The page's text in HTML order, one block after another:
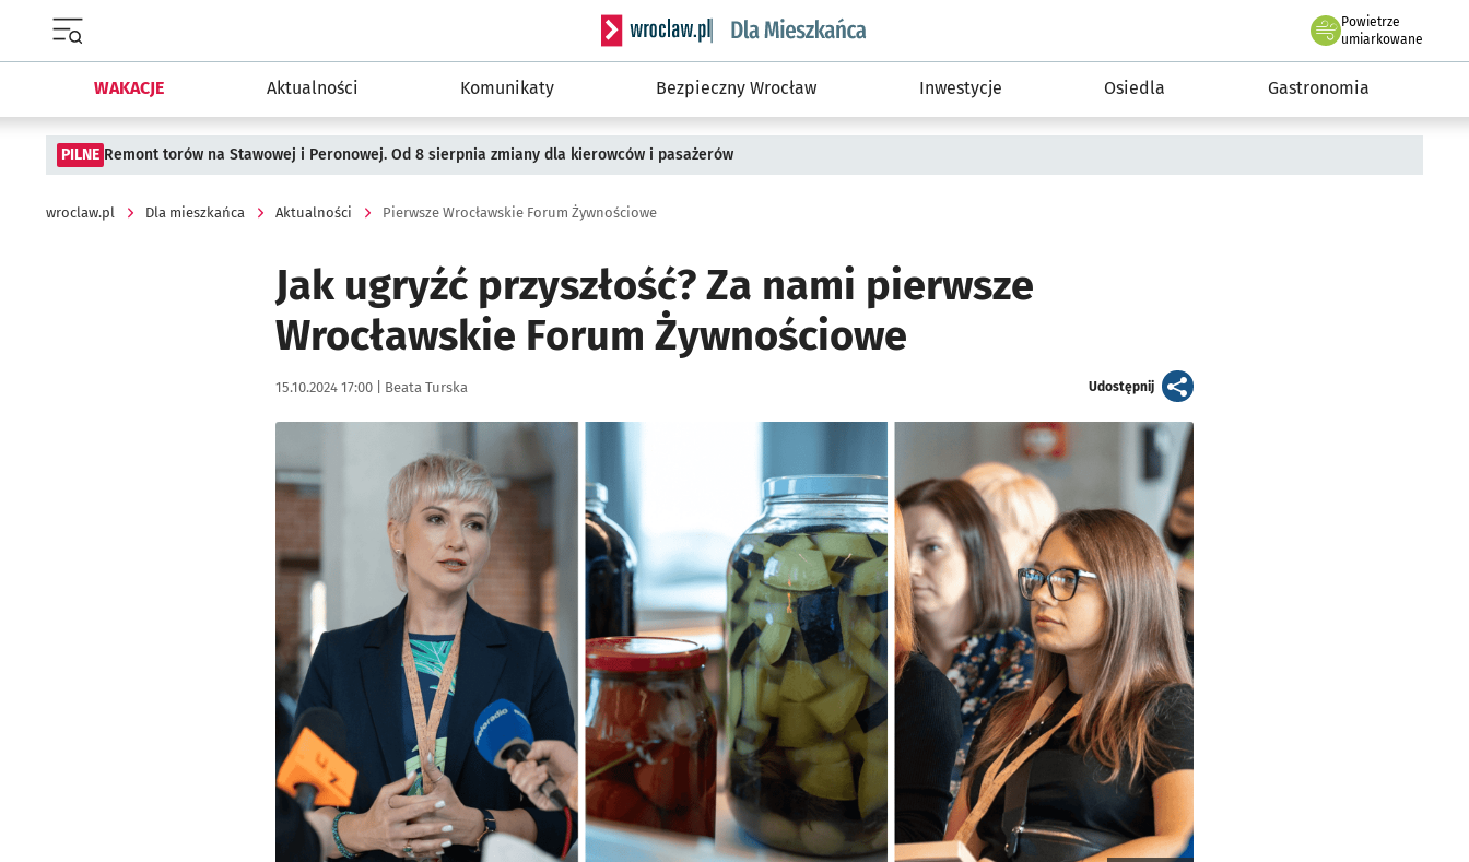
Serwis informacyjny wroclaw.pl podserwis: Dla mieszkańca
Powietrze
we Wrocławiu
umiarkowane
WAKACJE Aktualności Komunikaty Bezpieczny Wrocław Inwestycje Osiedla Gastronomia
PILNE Remont torów na Stawowej i Peronowej. Od 8 sierpnia zmiany dla kierowców i pasażerów
wroclaw.pl Dla mieszkańca Aktualności Pierwsze Wrocławskie Forum Żywnościowe
Jak ugryźć przyszłość? Za nami pierwsze
Wrocławskie Forum Żywnościowe
Data publikacji:
15.10.2024 17:00 | Autor:
Beata Turska Udostępnijartykuł